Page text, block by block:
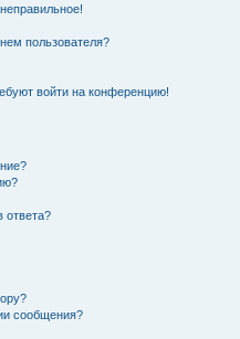
пользователя?
войти на конференцию!
ответа?
сообщения?